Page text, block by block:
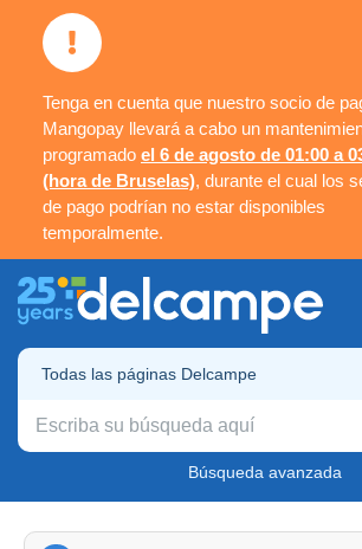
Tenga en cuenta que nuestro socio de
Mangopay llevará a cabo un
programado el 6 de agosto de 01:00 a
(hora de Bruselas), durante el cual los
de pago podrían no estar disponibles
temporalmente.
Todas las páginas Delcampe
Búsqueda avanzada